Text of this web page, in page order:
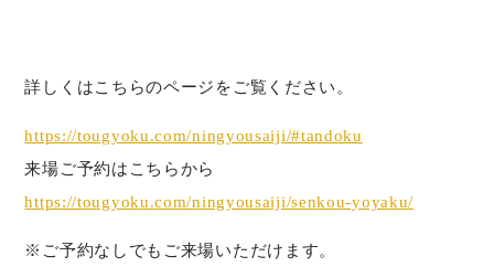
詳しくはこちらのページをご覧ください。
https://tougyoku.com/ningyousaiji/#tandoku
来場ご予約はこちらから
https://tougyoku.com/ningyousaiji/senkou-yoyaku/
※ご予約なしでもご来場いただけます。